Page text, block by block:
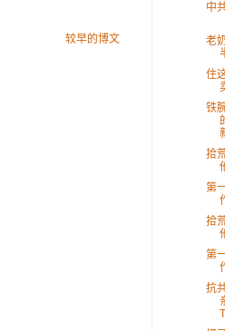
较早的博文
中
老
住
铁
拾
第
拾
第
抗